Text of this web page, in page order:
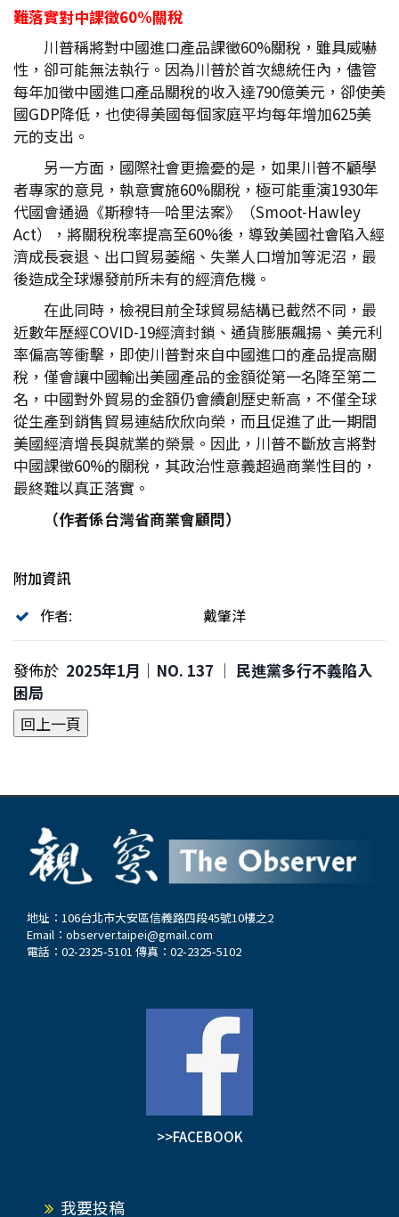
難落實對中課徵60%關稅
川普稱將對中國進口產品課徵60%關稅，雖具威嚇
性，卻可能無法執行。因為川普於首次總統任內，儘管
每年加徵中國進口產品關稅的收入達790億美元，卻使美
國GDP降低，也使得美國每個家庭平均每年增加625美
元的支出。
另一方面，國際社會更擔憂的是，如果川普不顧學
者專家的意見，執意實施60%關稅，極可能重演1930年
代國會通過《斯穆特─哈里法案》（Smoot-Hawley
Act），將關稅稅率提高至60%後，導致美國社會陷入經
濟成長衰退、出口貿易萎縮、失業人口增加等泥沼，最
後造成全球爆發前所未有的經濟危機。
在此同時，檢視目前全球貿易結構已截然不同，最
近數年歷經COVID-19經濟封鎖、通貨膨脹飆揚、美元利
率偏高等衝擊，即使川普對來自中國進口的產品提高關
稅，僅會讓中國輸出美國產品的金額從第一名降至第二
名，中國對外貿易的金額仍會續創歷史新高，不僅全球
從生產到銷售貿易連結欣欣向榮，而且促進了此一期間
美國經濟增長與就業的榮景。因此，川普不斷放言將對
中國課徵60%的關稅，其政治性意義超過商業性目的，
最終難以真正落實。
（作者係台灣省商業會顧問）
附加資訊
作者:
戴肇洋
發佈於 2025年1月｜NO. 137 │ 民進黨多行不義陷入
困局
地址：106台北市大安區信義路四段45號10樓之2
Email： observer.taipei@gmail.com
電話：02-2325-5101 傳真：02-2325-5102
>>FACEBOOK
我要投稿